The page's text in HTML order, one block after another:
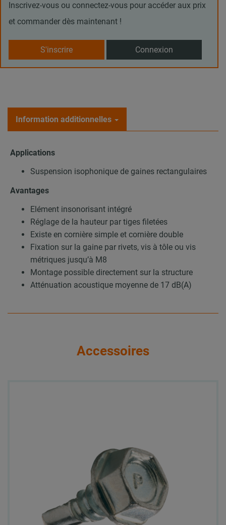
Inscrivez-vous ou connectez-vous pour accéder aux prix
et commander dès maintenant !
S'inscrire Connexion
Information additionnelles
Applications
Suspension isophonique de gaines rectangulaires
Avantages
Elément insonorisant intégré
Réglage de la hauteur par tiges filetées
Existe en cornière simple et cornière double
Fixation sur la gaine par rivets, vis à tôle ou vis
métriques jusqu’à M8
Montage possible directement sur la structure
Atténuation acoustique moyenne de 17 dB(A)
Accessoires